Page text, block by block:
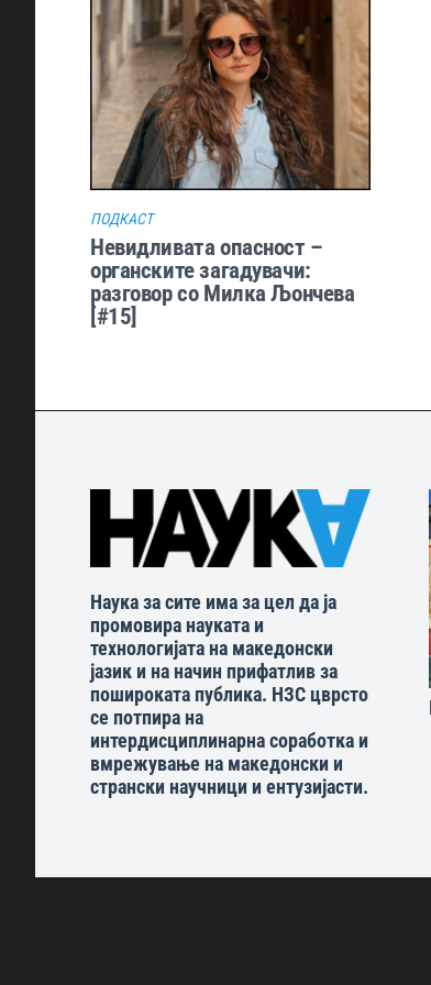
ПОДКАСТ
Невидливата опасност –
органските загадувачи:
разговор со Милка Љончева
[#15]
Наука за сите има за цел да ја
промовира науката и
технологијата на македонски
јазик и на начин прифатлив за
пошироката публика. НЗС цврсто
се потпира на
интердисциплинарна соработка и
вмрежување на македонски и
странски научници и ентузијасти.